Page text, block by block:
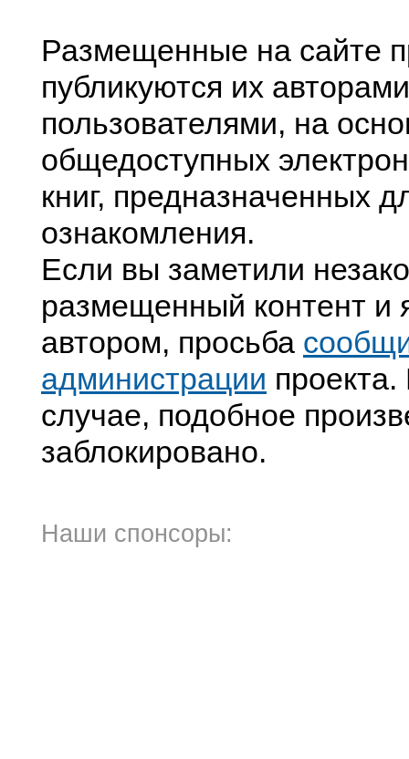
Размещенные на сайте
публикуются их
пользователями, на
общедоступных
книг, предназначенных
ознакомления.
Если вы заметили
размещенный контент и
автором, просьба
администрации
случае, подобное
заблокировано.
Наши спонсоры: